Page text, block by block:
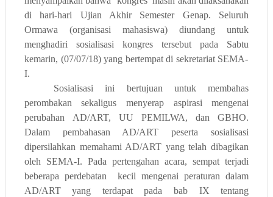
di hari-hari Ujian Akhir Semester Genap. Seluruh
Ormawa (organisasi mahasiswa) diundang untuk
menghadiri sosialisasi kongres tersebutpada Sabtu
kemarin, (07/07/18) yang bertempatdi sekretariat SEMA-
I.
Sosialisasi ini bertujuan untukmembahas
perombakan sekaligus menyerap aspirasi mengenai
perubahan AD/ART, UU PEMILWA, dan GBHO.
Dalam pembahasan AD/ART peserta sosialisasi
dipersilahkan memahami AD/ART yang telah dibagikan
oleh SEMA-I. Pada pertengahan acara, sempatterjadi
beberapa perdebatan
kecil mengenai peraturan dalam
AD/ART yang terdapat pada bab IX tentang